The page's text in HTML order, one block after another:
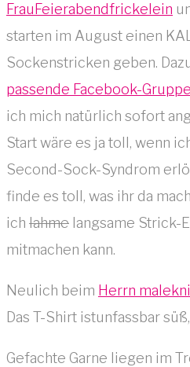
FrauFeierabendfrickelein
starten im August einen
Sockenstricken geben.
passende Facebook-Gruppe
ich mich natürlich sofort
Start wäre es ja toll, wenn
Second-Sock-Syndrom
finde es toll, was ihr da
ich lahme langsame Strick-
mitmachen kann.
Neulich beim Herrn
Das T-Shirt istunfassbar
Gefachte Garne liegen im